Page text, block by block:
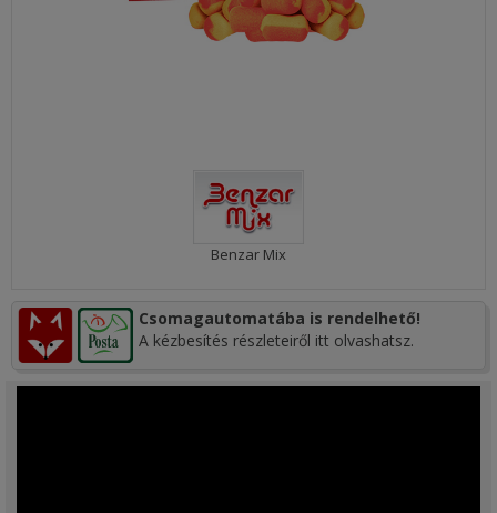
Benzar Mix
Csomagautomatába is rendelhető!
A kézbesítés részleteiről itt olvashatsz.